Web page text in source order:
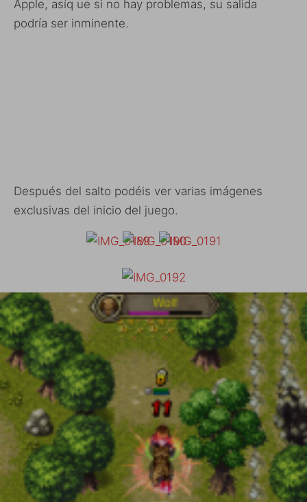
Apple, asíq ue si no hay problemas, su salida
podría ser inminente.
Después del salto podéis ver varias imágenes
exclusivas del inicio del juego.